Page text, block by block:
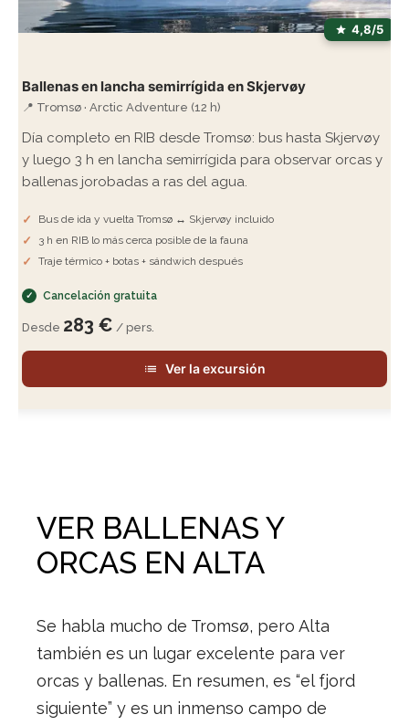
4,8/5
Ballenas en lancha semirrígida en Skjervøy
📍 Tromsø · Arctic Adventure (12 h)
Día completo en RIB desde Tromsø: bus hasta Skjervøy
y luego 3 h en lancha semirrígida para observar orcas y
ballenas jorobadas a ras del agua.
Bus de ida y vuelta Tromsø ↔ Skjervøy incluido
3 h en RIB lo más cerca posible de la fauna
Traje térmico + botas + sándwich después
Cancelación gratuita
Desde 283 € / pers.
Ver la excursión
VER BALLENAS Y
ORCAS EN ALTA
Se habla mucho de Tromsø, pero Alta
también es un lugar excelente para ver
orcas y ballenas. En resumen, es “el fjord
siguiente” y es un inmenso campo de